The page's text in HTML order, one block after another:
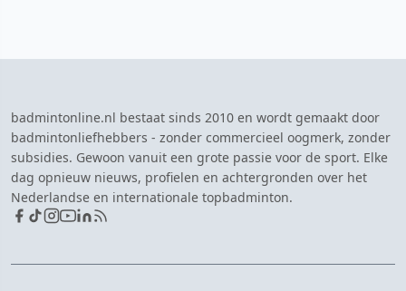
badmintonline.nl bestaat sinds 2010 en wordt gemaakt door
badmintonliefhebbers - zonder commercieel oogmerk, zonder
subsidies. Gewoon vanuit een grote passie voor de sport. Elke
dag opnieuw nieuws, profielen en achtergronden over het
Nederlandse en internationale topbadminton.